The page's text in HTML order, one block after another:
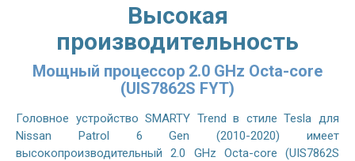
Высокая
производительность
Мощный процессор 2.0 GHz Octa-core
(UIS7862S FYT)
Головное устройство SMARTY Trend в стиле Tesla для
Nissan Patrol 6 Gen (2010-2020) имеет
высокопроизводительный 2.0 GHz Octa-core (UIS7862S